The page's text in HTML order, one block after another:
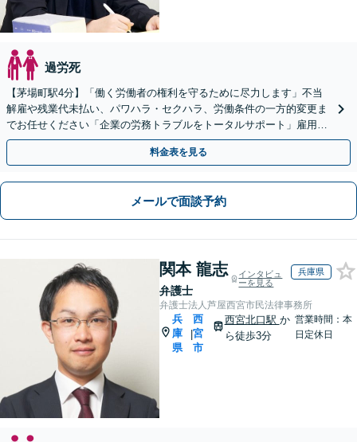
過労死
【茅場町駅4分】「働く労働者の権利を守るために尽力します」不当
解雇や残業代未払い、パワハラ・セクハラ、労働条件の一方的変更ま
でお任せください「企業の労務トラブルをトータルサポート」雇用契
約書や就業規則のリーガルチェックなど
料金表を見る
メールで面談予約
関本 龍志
弁護士
インタビュ
ーを見る
兵庫県
弁護士法人芦屋西宮市民法律事務所
兵
庫
県
|
西
宮
市
西宮北口駅 か
ら徒歩3分
営業時間：本
日定休日